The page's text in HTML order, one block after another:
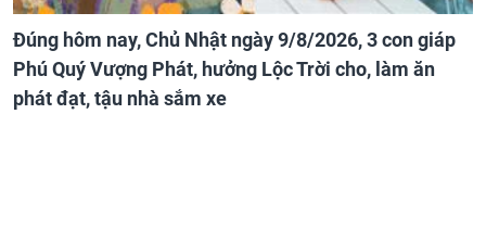
Đúng hôm nay, Chủ Nhật ngày 9/8/2026, 3 con giáp
Phú Quý Vượng Phát, hưởng Lộc Trời cho, làm ăn
phát đạt, tậu nhà sắm xe